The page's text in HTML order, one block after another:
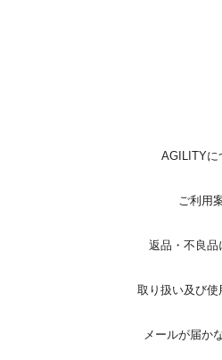
AGILITYに
ご利用
返品・不良品
取り扱い及び使
メールが届か